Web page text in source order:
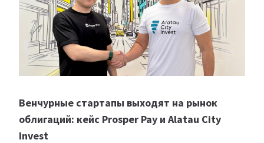
Венчурные стартапы выходят на рынок
облигаций: кейс Prosper Pay и Alatau City
Invest